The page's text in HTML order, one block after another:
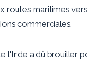
routes maritimes
commerciales.
l'Inde a dû brouiller